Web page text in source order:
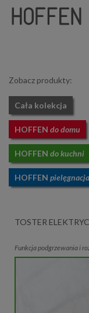
Zobacz produkty:
Cała kolekcja
HOFFEN do domu
HOFFEN do kuchni
HOFFEN
TOSTER
Funkcja podgrzewania i